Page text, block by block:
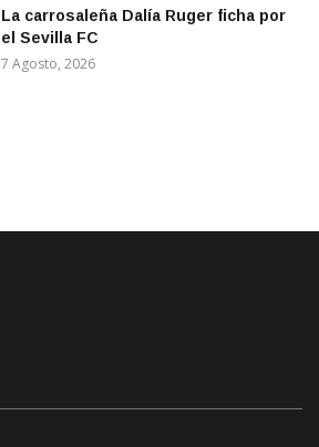
La carrosaleña Dalía Ruger ficha por
el Sevilla FC
7 Agosto, 2026